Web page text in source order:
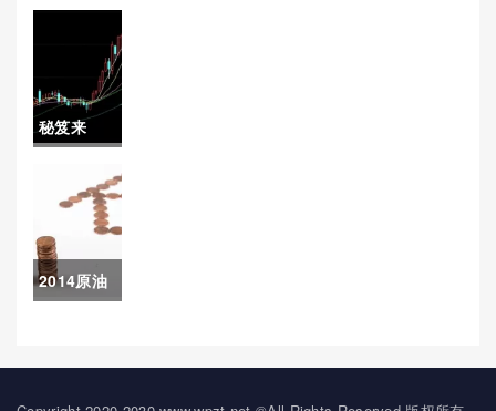
的保证金)
湛！国际
格走势图
(全面地把
握原油市
场的复杂
性)
秘笈来
期货喊单
直播间(国
际期货直
2014原油
年原油)